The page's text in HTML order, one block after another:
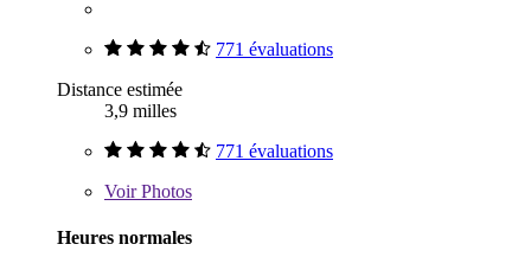
771 évaluations
Distance estimée
3,9 milles
771 évaluations
VoirPhotos
Heures normales